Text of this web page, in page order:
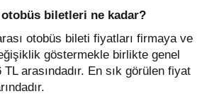
biletleri ne kadar?
otobüs bileti fiyatları firmaya ve
göstermekle birlikte genel
arasındadır. En sık görülen fiyat